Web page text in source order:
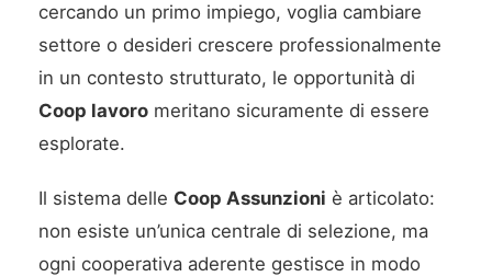
cercando un primo impiego, voglia cambiare
settore o desideri crescere professionalmente
in un contesto strutturato, le opportunità di
Coop lavoro meritano sicuramente di essere
esplorate.
Il sistema delle Coop Assunzioni è articolato:
non esiste un’unica centrale di selezione, ma
ogni cooperativa aderente gestisce in modo